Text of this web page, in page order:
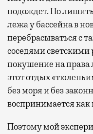
подождет. Но
лежа у бассейна в
перебрасываться с
соседями
покушение на права
этот отдых
без моря и без
воспринимается
Поэтому мой